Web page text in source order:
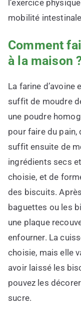
l’exercice
mobilité
Comment
à la maison
La farine d’avoine
suffit de moudre
une poudre
pour faire du
suffit ensuite de
ingrédients secs
choisie, et de
des biscuits.
baguettes ou les
une plaque
enfourner. La
choisie, mais elle
avoir laissé les
pouvez les
sucre.